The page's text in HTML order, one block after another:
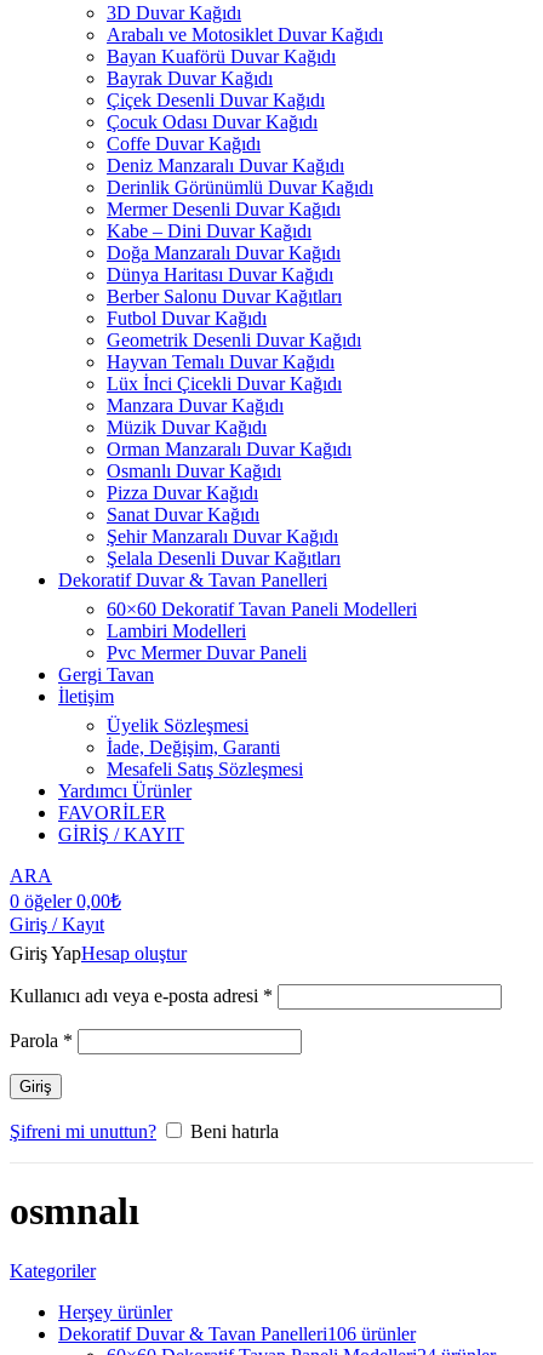
3D Duvar Kağıdı
Arabalı ve Motosiklet Duvar Kağıdı
Bayan Kuaförü Duvar Kağıdı
Bayrak Duvar Kağıdı
Çiçek Desenli Duvar Kağıdı
Çocuk Odası Duvar Kağıdı
Coffe Duvar Kağıdı
Deniz Manzaralı Duvar Kağıdı
Derinlik Görünümlü Duvar Kağıdı
Mermer Desenli Duvar Kağıdı
Kabe – Dini Duvar Kağıdı
Doğa Manzaralı Duvar Kağıdı
Dünya Haritası Duvar Kağıdı
Berber Salonu Duvar Kağıtları
Futbol Duvar Kağıdı
Geometrik Desenli Duvar Kağıdı
Hayvan Temalı Duvar Kağıdı
Lüx İnci Çicekli Duvar Kağıdı
Manzara Duvar Kağıdı
Müzik Duvar Kağıdı
Orman Manzaralı Duvar Kağıdı
Osmanlı Duvar Kağıdı
Pizza Duvar Kağıdı
Sanat Duvar Kağıdı
Şehir Manzaralı Duvar Kağıdı
Şelala Desenli Duvar Kağıtları
Dekoratif Duvar & Tavan Panelleri
60×60 Dekoratif Tavan Paneli Modelleri
Lambiri Modelleri
Pvc Mermer Duvar Paneli
Gergi Tavan
İletişim
Üyelik Sözleşmesi
İade, Değişim, Garanti
Mesafeli Satış Sözleşmesi
Yardımcı Ürünler
FAVORİLER
GİRİŞ / KAYIT
ARA
0 öğeler 0,00₺
Giriş / Kayıt
Giriş YapHesap oluştur
Kullanıcı adı veya e-posta adresi *
Parola *
Giriş
Şifreni mi unuttun? Beni hatırla
osmnalı
Kategoriler
Herşey ürünler
Dekoratif Duvar & Tavan Panelleri106 ürünler